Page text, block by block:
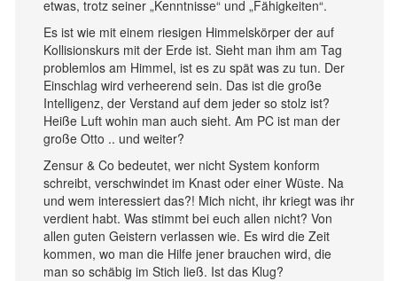
etwas, trotz seiner „Kenntnisse“ und „Fähigkeiten“.
Es ist wie mit einem riesigen Himmelskörper der auf
Kollisionskurs mit der Erde ist. Sieht man ihm am Tag
problemlos am Himmel, ist es zu spät was zu tun. Der
Einschlag wird verheerend sein. Das ist die große
Intelligenz, der Verstand auf dem jeder so stolz ist?
Heiße Luft wohin man auch sieht. Am PC ist man der
große Otto .. und weiter?
Zensur & Co bedeutet, wer nicht System konform
schreibt, verschwindet im Knast oder einer Wüste. Na
und wem interessiert das?! Mich nicht, ihr kriegt was ihr
verdient habt. Was stimmt bei euch allen nicht? Von
allen guten Geistern verlassen wie. Es wird die Zeit
kommen, wo man die Hilfe jener brauchen wird, die
man so schäbig im Stich ließ. Ist das Klug?